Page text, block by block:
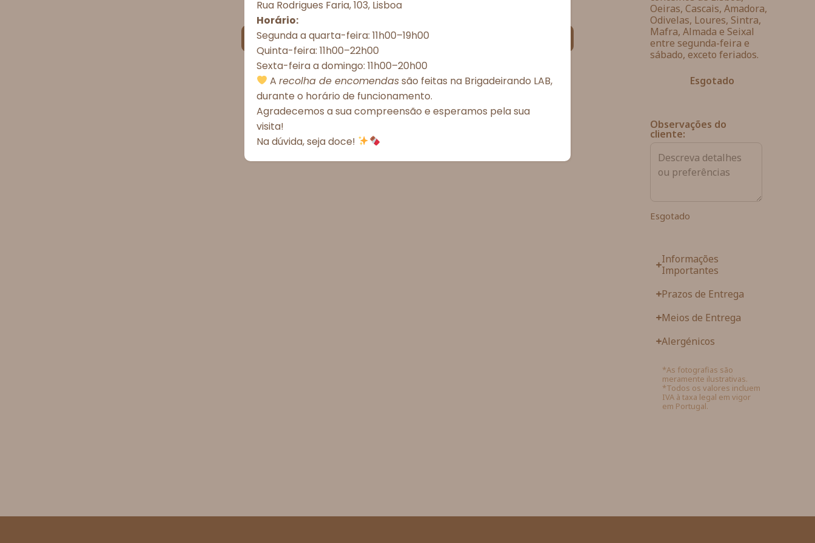
Aceitar todos Recusar todos
Política de CookiesPolítica de Privacidade – Brigadeirando
Oeiras, Cascais, Amadora,
Odivelas, Loures, Sintra,
Mafra, Almada e Seixal
entre segunda-feira e
sábado, exceto feriados.
Esgotado
Observações do
cliente:
Esgotado
Informações
Importantes
Prazos de Entrega
Meios de Entrega
Alergénicos
*As fotografias são
meramente ilustrativas.
*Todos os valores incluem
IVA à taxa legal em vigor
em Portugal.
Rua Rodrigues Faria, 103, Lisboa
Horário:
Segunda a quarta-feira: 11h00–19h00
Quinta-feira: 11h00–22h00
Sexta-feira a domingo: 11h00–20h00
Arecolha de encomendassão feitas na Brigadeirando LAB,
durante o horário de funcionamento.
Agradecemos a sua compreensão e esperamos pela sua
visita!
Na dúvida, seja doce!